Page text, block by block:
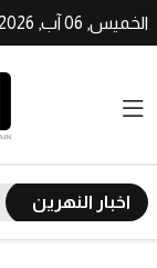
الخميس, 06 آب, 2026
اخبار النهرين